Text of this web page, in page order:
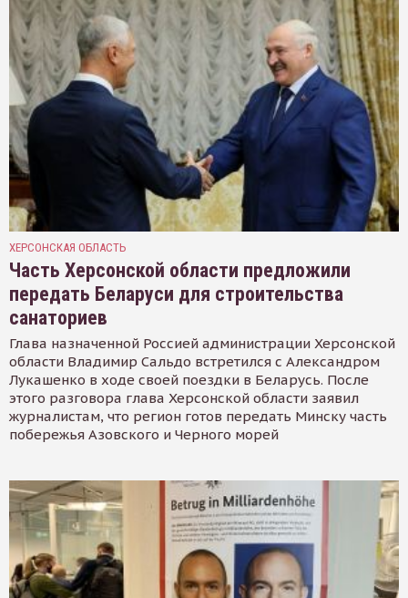
ХЕРСОНСКАЯ ОБЛАСТЬ
Часть Херсонской области предложили
передать Беларуси для строительства
санаториев
Глава назначенной Россией администрации Херсонской
области Владимир Сальдо встретился с Александром
Лукашенко в ходе своей поездки в Беларусь. После
этого разговора глава Херсонской области заявил
журналистам, что регион готов передать Минску часть
побережья Азовского и Черного морей